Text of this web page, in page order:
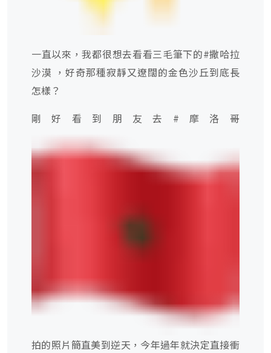
一直以來，我都很想去看看三毛筆下的#撒哈拉
沙漠 ，好奇那種寂靜又遼闊的金色沙丘到底長
怎樣？
剛好看到朋友去 # 摩洛哥
拍的照片簡直美到逆天，今年過年就決定直接衝